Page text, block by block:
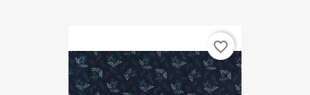
favorite_border